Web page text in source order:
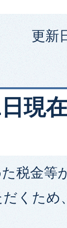
更新
現
税金等
くため